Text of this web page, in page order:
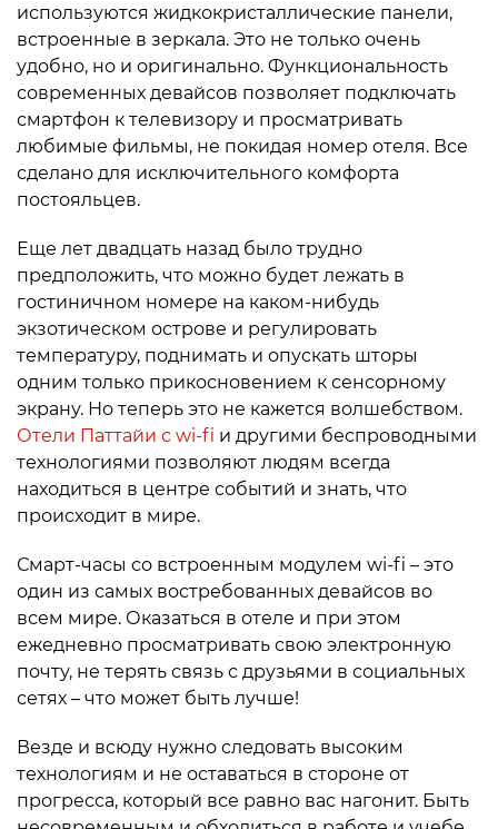
используются жидкокристаллические панели,
встроенные в зеркала. Это не только очень
удобно, но и оригинально. Функциональность
современных девайсов позволяет подключать
смартфон к телевизору и просматривать
любимые фильмы, не покидая номер отеля. Все
сделано для исключительного комфорта
постояльцев.
Еще лет двадцать назад было трудно
предположить, что можно будет лежать в
гостиничном номере на каком-нибудь
экзотическом острове и регулировать
температуру, поднимать и опускать шторы
одним только прикосновением к сенсорному
экрану. Но теперь это не кажется волшебством.
Отели Паттайи с wi-fi и другими беспроводными
технологиями позволяют людям всегда
находиться в центре событий и знать, что
происходит в мире.
Смарт-часы со встроенным модулем wi-fi – это
один из самых востребованных девайсов во
всем мире. Оказаться в отеле и при этом
ежедневно просматривать свою электронную
почту, не терять связь с друзьями в социальных
сетях – что может быть лучше!
Везде и всюду нужно следовать высоким
технологиям и не оставаться в стороне от
прогресса, который все равно вас нагонит. Быть